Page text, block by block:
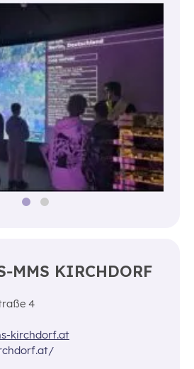
MMS KIRCHDORF
4
kirchdorf.at